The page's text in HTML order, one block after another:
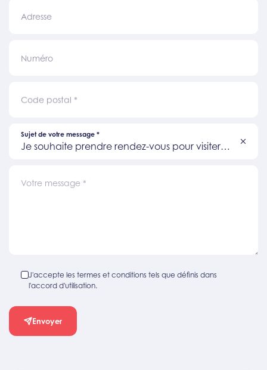
Adresse
Numéro
Code postal *
Sujet de votre message *
Je souhaite prendre rendez-vous pour visiter
Votre message *
J'accepte les termes et conditions tels que définis dans
l'accord d'utilisation.
Envoyer